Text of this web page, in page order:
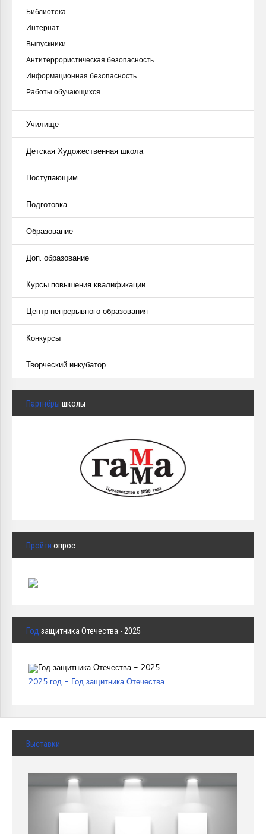
Библиотека
Интернат
Выпускники
Антитеррористическая безопасность
Информационная безопасность
Работы обучающихся
Училище
Детская Художественная школа
Поступающим
Подготовка
Образование
Доп. образование
Курсы повышения квалификации
Центр непрерывного образования
Конкурсы
Творческий инкубатор
Партнёры школы
Пройти опрос
Год защитника Отечества - 2025
2025 год - Год защитника Отечества
Выставки